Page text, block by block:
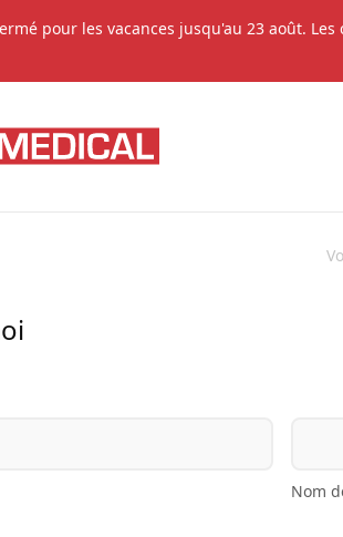
pour les vacances jusqu'au 23 août.
Nom